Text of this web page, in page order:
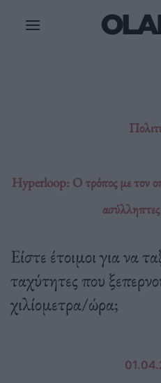
Hyperloop: Ο τρόπος με τον
Είστε έτοιμοι για να
ταχύτητες που
χιλίομετρα/ώρα;